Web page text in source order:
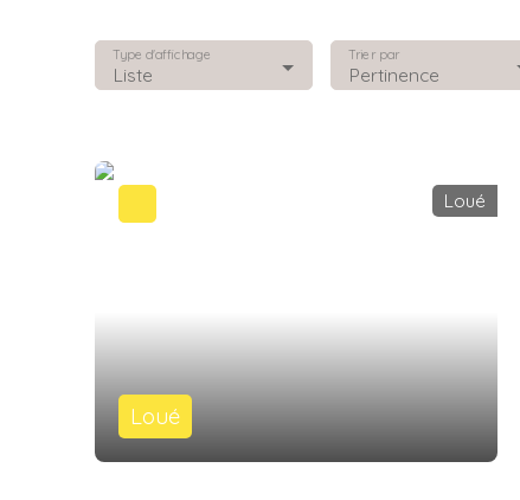
Liste
Type d'affichage
Pertinence
Trier par
Loué
Loué